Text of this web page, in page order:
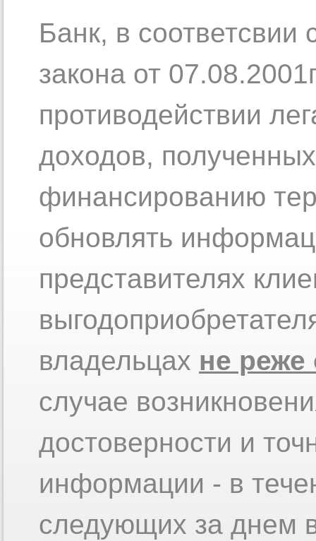
Банк, в соответсвии
закона от
противодействии
доходов,
финансированию
обновлять
представителях
владельцах не реже
случае
достоверности и
информации - в
следующих за днем